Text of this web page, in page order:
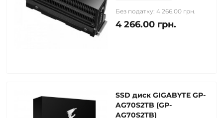
Без податку: 4 266.00 грн.
4 266.00 грн.
SSD диск GIGABYTE GP-
AG70S2TB (GP-
AG70S2TB)